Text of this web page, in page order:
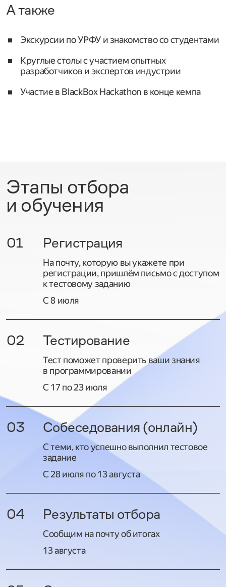
А также
Экскурсии по УРФУ и знакомство со студентами
Круглые столы с участием опытных
разработчиков и экспертов индустрии
Участие в BlackBox Hackathon в конце кемпа
Этапы отбора
и обучения
01 Регистрация
На почту, которую вы укажете при
регистрации, пришлём письмо с доступом
к тестовому заданию
С 8 июля
02 Тестирование
Тест поможет проверить ваши знания
в программировании
С 17 по 23 июля
03 Собеседования (онлайн)
С теми, кто успешно выполнил тестовое
задание
С 28 июля по 13 августа
04 Результаты отбора
Сообщим на почту об итогах
13 августа